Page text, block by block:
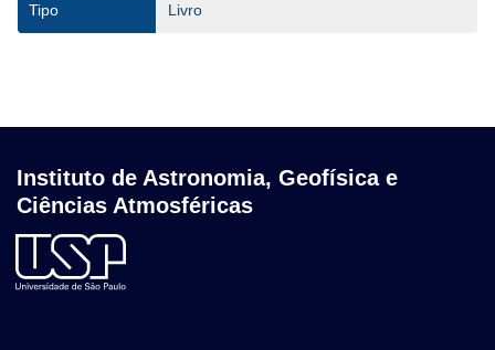
Tipo Livro
Instituto de Astronomia, Geofísica e
Ciências Atmosféricas